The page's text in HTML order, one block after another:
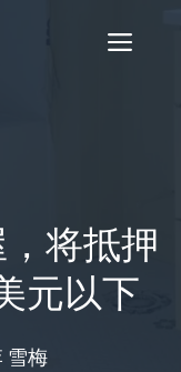
菜
将抵押
元以下
雪梅